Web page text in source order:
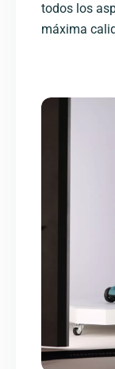
todos los
máxima